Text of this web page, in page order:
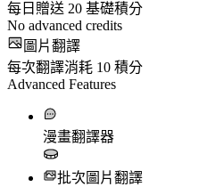
每日贈送 20 基礎積分
No advanced credits
圖片翻譯
每次翻譯消耗 10 積分
Advanced Features
漫畫翻譯器
批次圖片翻譯